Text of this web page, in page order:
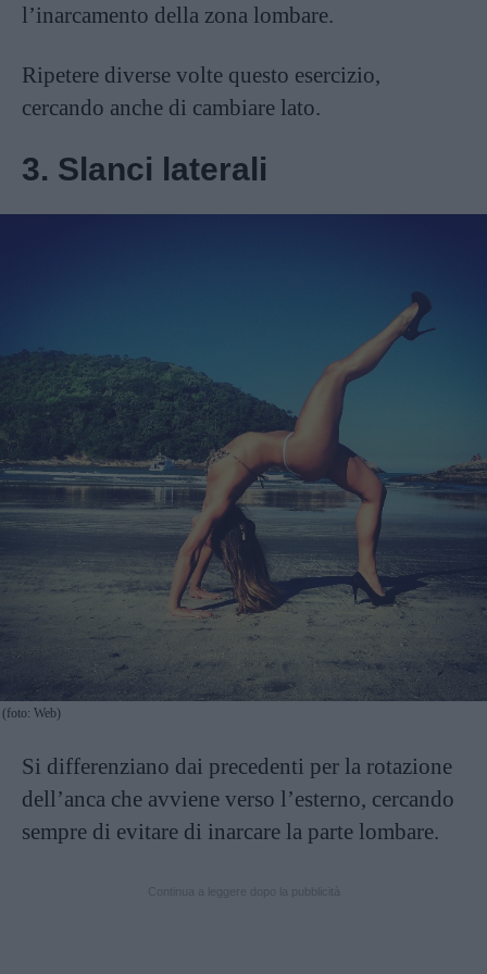
l’inarcamento della zona lombare.
Ripetere diverse volte questo esercizio,
cercando anche di cambiare lato.
3. Slanci laterali
(foto: Web)
Si differenziano dai precedenti per la rotazione
dell’anca che avviene verso l’esterno, cercando
sempre di evitare di inarcare la parte lombare.